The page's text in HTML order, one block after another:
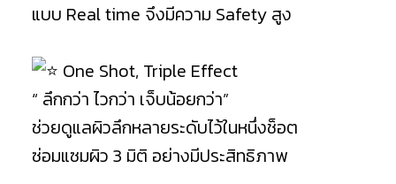
แบบ Real time จึงมีความ Safety สูง
One Shot, Triple Effect
“ ลึกกว่า ไวกว่า เจ็บน้อยกว่า”
ช่วยดูแลผิวลึกหลายระดับไว้ในหนึ่งช็อต
ซ่อมแซมผิว 3 มิติ อย่างมีประสิทธิภาพ